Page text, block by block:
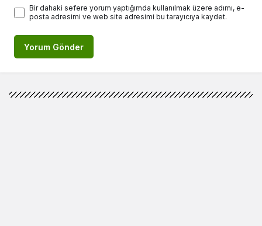
Bir dahaki sefere yorum yaptığımda kullanılmak üzere adımı, e-
posta adresimi ve web site adresimi bu tarayıcıya kaydet.
Yorum Gönder